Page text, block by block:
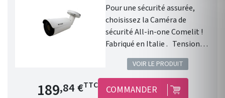
Pour une sécurité assurée,
choisissez la Caméra de
sécurité All-in-one Comelit !
Fabriqué en Italie . Tension
d'alimentation : 12VDC .
Capteur : 1/2.8'' CMOS Sony
Starvis Technology back-
illuminated pixel . Résolution
VOIR LE PRODUIT
Prix de base
189,84 €TTC COMMANDER